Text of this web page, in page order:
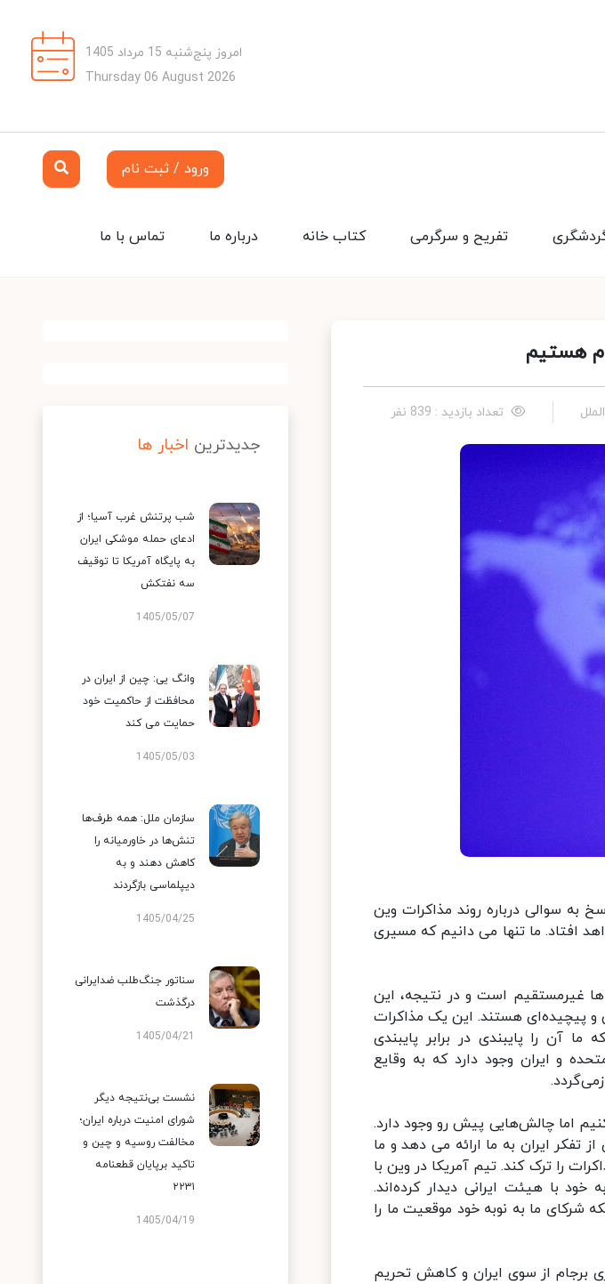
امروز پنج‌شنبه 15 مرداد 1405
Thursday 06 August 2026
ورود / ثبت نام
تماس با ما درباره ما کتاب خانه تفریح و سرگرمی
هستیم
تعداد بازدید : 839 نفر
به سوالی درباره روند مذاکرات وین
افتاد. ما تنها می دانیم که مسیری
غیرمستقیم است و در نتیجه، این
و پیچیده‌ای هستند. این یک مذاکرات
آن را پایبندی در برابر پایبندی
و ایران وجود دارد که به وقایع
اما چالش‌هایی پیش رو وجود دارد.
تفکر ایران به ما ارائه می دهد و ما
را ترک کند. تیم آمریکا در وین با
با هیئت ایرانی دیدار کرده‌اند.
شرکای ما به نوبه خود موقعیت ما را
برجام از سوی ایران و کاهش تحریم
جدیدترین اخبار ها
شب پرتنش غرب آسیا؛ از
ادعای حمله موشکی ایران
به پایگاه آمریکا تا توقیف
سه نفتکش
1405/05/07
وانگ یی: چین از ایران در
محافظت از حاکمیت خود
حمایت می کند
1405/05/03
سازمان ملل: همه طرف‌ها
تنش‌ها در خاورمیانه را
کاهش دهند و به
دیپلماسی بازگردند
1405/04/25
سناتور جنگ‌طلب ضدایرانی
درگذشت
1405/04/21
نشست بی‌نتیجه دیگر
شورای امنیت درباره ایران؛
مخالفت روسیه و چین و
تاکید برپایان قطعنامه
۲۲۳۱
1405/04/19